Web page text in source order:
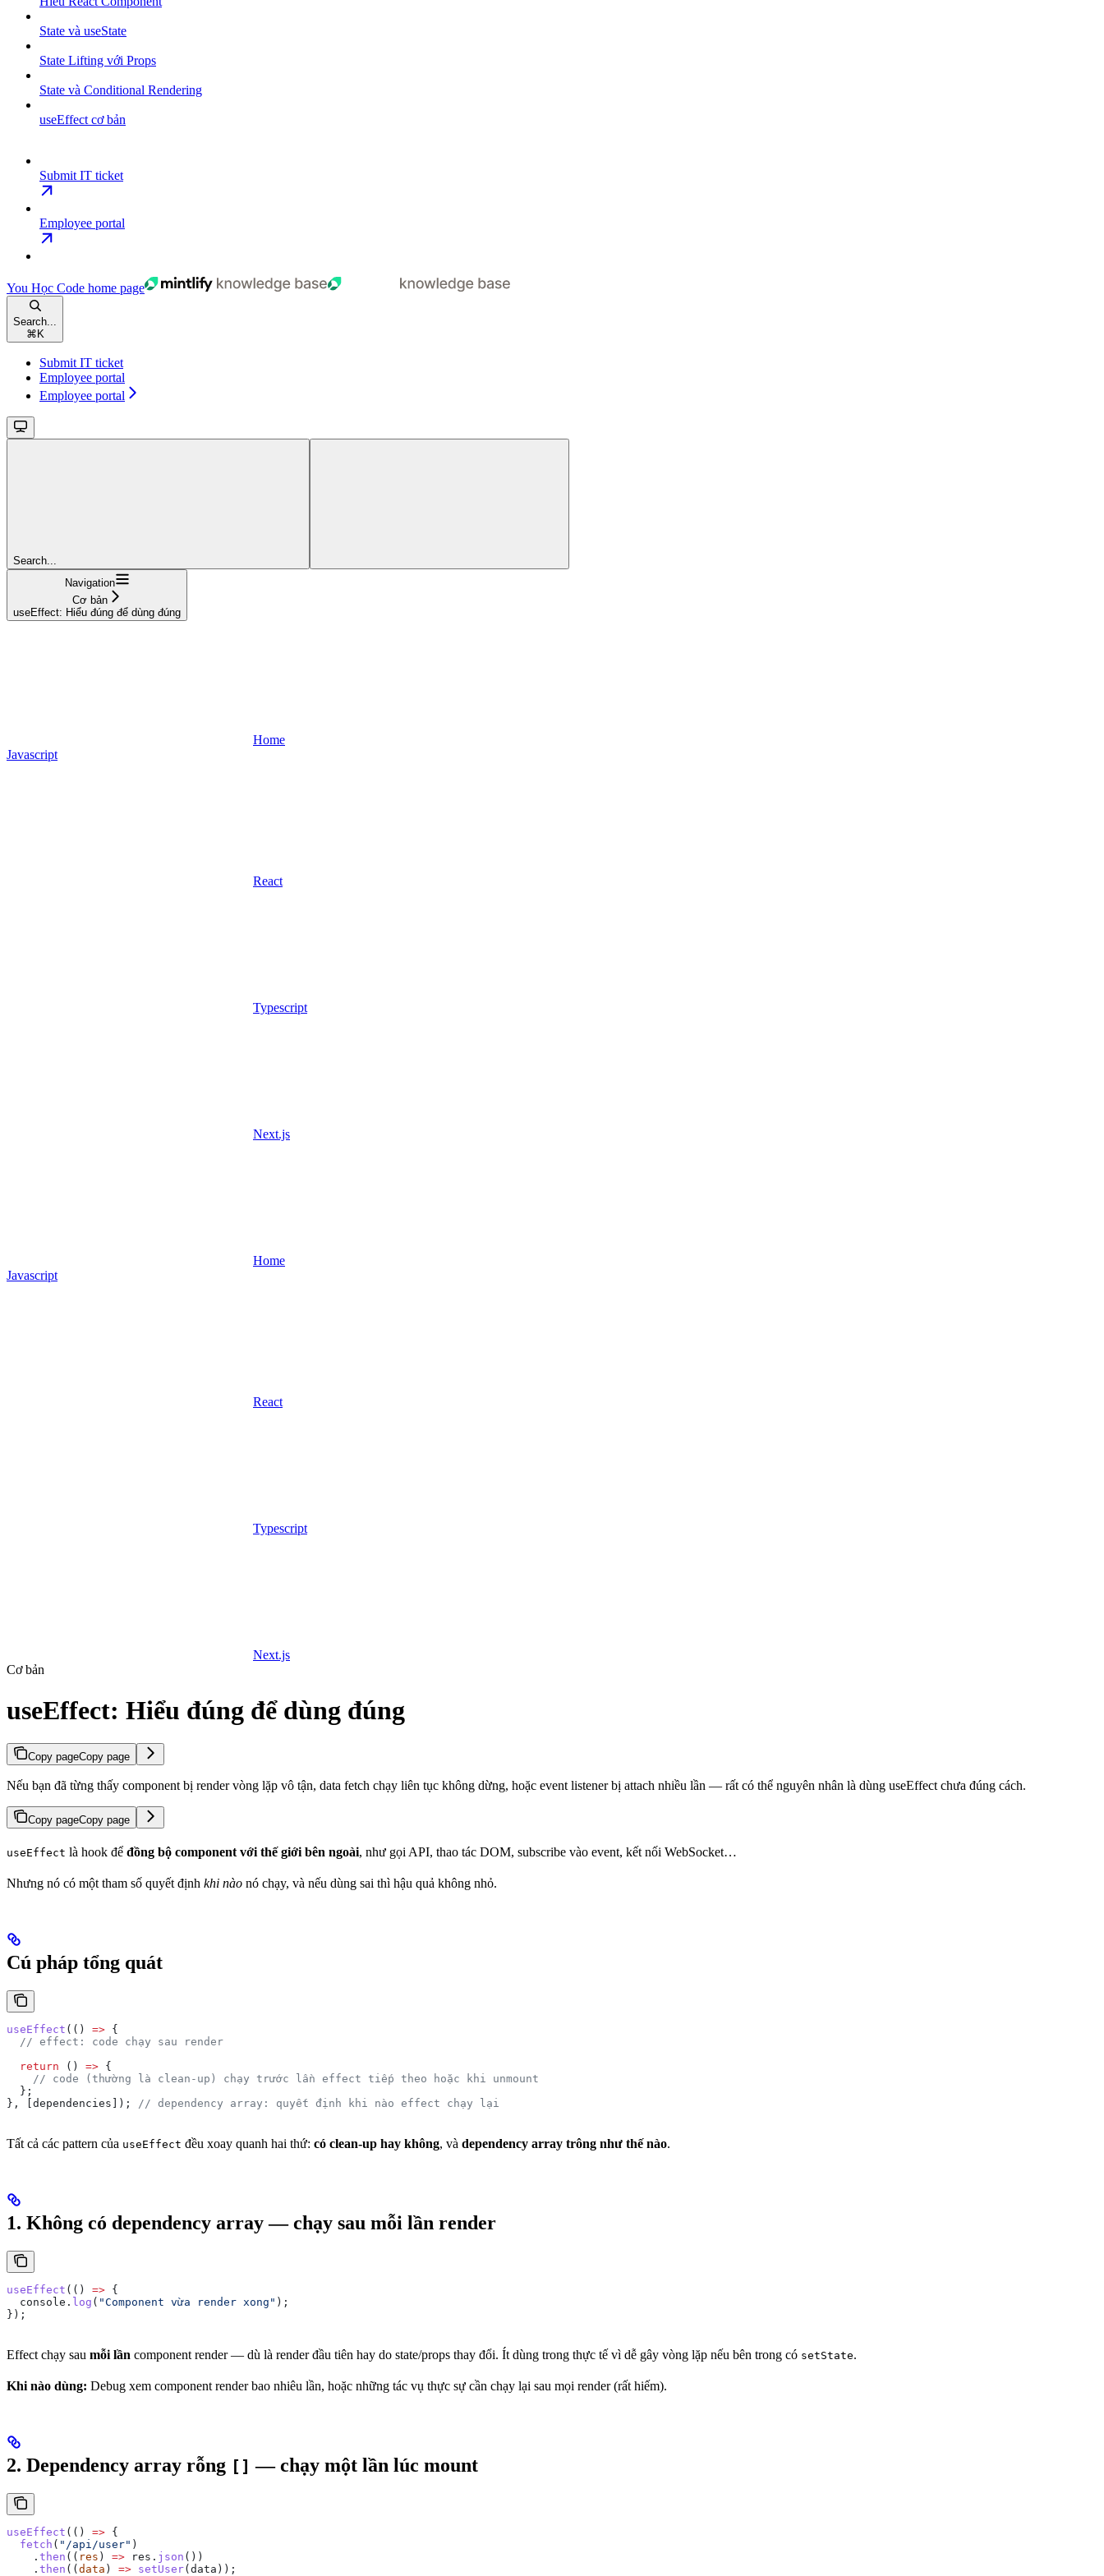
State và useState
State Lifting với Props
State và Conditional Rendering
useEffect cơ bản
Submit IT ticket
Employee portal
You Học Code home page
Search...
⌘ K
Submit IT ticket
Employee portal
Employee portal
Search...
Navigation
Cơ bản
useEffect: Hiểu đúng để dùng đúng
Home
Javascript
React
Typescript
Next.js
Home
Javascript
React
Typescript
Next.js
Cơ bản
useEffect: Hiểu đúng để dùng đúng
Copy pageCopy page
Nếu bạn đã từng thấy component bị render vòng lặp vô tận, data fetch chạy liên tục không dừng, hoặc event listener bị attach nhiều lần — rất có thể nguyên nhân là dùng useEffect chưa đúng cách.
Copy pageCopy page
useEffect là hook để đồng bộ component với thế giới bên ngoài, như gọi API, thao tác DOM, subscribe vào event, kết nối WebSocket…
Nhưng nó có một tham số quyết định khi nào nó chạy, và nếu dùng sai thì hậu quả không nhỏ.
Cú pháp tổng quát
useEffect (() => {
  // effect: code chạy sau render
  return
() => {
    // code (thường là clean-up) chạy trước lần effect tiếp theo hoặc khi unmount
  };
}, [ dependencies ]); // dependency array: quyết định khi nào effect chạy lại
Tất cả các pattern của useEffect đều xoay quanh hai thứ: có clean-up hay không, và dependency array trông như thế nào.
1. Không có dependency array — chạy sau mỗi lần render
useEffect (() => {
  console
. log ( "Component vừa render xong" );
});
Effect chạy sau mỗi lần component render — dù là render đầu tiên hay do state/props thay đổi. Ít dùng trong thực tế vì dễ gây vòng lặp nếu bên trong có setState.
Khi nào dùng: Debug xem component render bao nhiêu lần, hoặc những tác vụ thực sự cần chạy lại sau mọi render (rất hiếm).
2. Dependency array rỗng [] — chạy một lần lúc mount
useEffect (() => {
  fetch
( "/api/user" )
    .
then (( res ) => res . json ())
    .
then (( data ) => setUser( data ));